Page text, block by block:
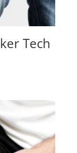
Tech